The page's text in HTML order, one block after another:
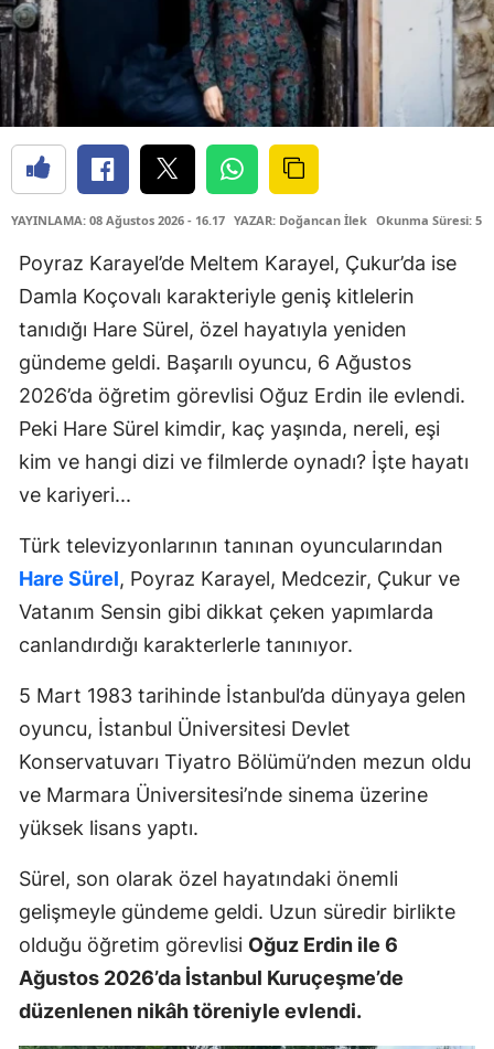
YAYINLAMA: 08 Ağustos 2026 - 16.17 YAZAR: Doğancan İlek Okunma Süresi: 5
Poyraz Karayel’de Meltem Karayel, Çukur’da ise
Damla Koçovalı karakteriyle geniş kitlelerin
tanıdığı Hare Sürel, özel hayatıyla yeniden
gündeme geldi. Başarılı oyuncu, 6 Ağustos
2026’da öğretim görevlisi Oğuz Erdin ile evlendi.
Peki Hare Sürel kimdir, kaç yaşında, nereli, eşi
kim ve hangi dizi ve filmlerde oynadı? İşte hayatı
ve kariyeri...
Türk televizyonlarının tanınan oyuncularından
Hare Sürel, Poyraz Karayel, Medcezir, Çukur ve
Vatanım Sensin gibi dikkat çeken yapımlarda
canlandırdığı karakterlerle tanınıyor.
5 Mart 1983 tarihinde İstanbul’da dünyaya gelen
oyuncu, İstanbul Üniversitesi Devlet
Konservatuvarı Tiyatro Bölümü’nden mezun oldu
ve Marmara Üniversitesi’nde sinema üzerine
yüksek lisans yaptı.
Sürel, son olarak özel hayatındaki önemli
gelişmeyle gündeme geldi. Uzun süredir birlikte
olduğu öğretim görevlisi Oğuz Erdin ile 6
Ağustos 2026’da İstanbul Kuruçeşme’de
düzenlenen nikâh töreniyle evlendi.